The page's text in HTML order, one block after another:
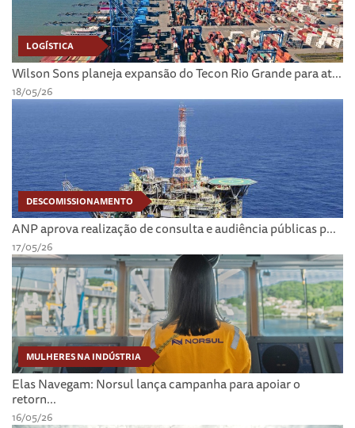
LOGÍSTICA
Wilson Sons planeja expansão do Tecon Rio Grande para at...
18/05/26
DESCOMISSIONAMENTO
ANP aprova realização de consulta e audiência públicas p...
17/05/26
MULHERES NA INDÚSTRIA
Elas Navegam: Norsul lança campanha para apoiar o
retorn...
16/05/26